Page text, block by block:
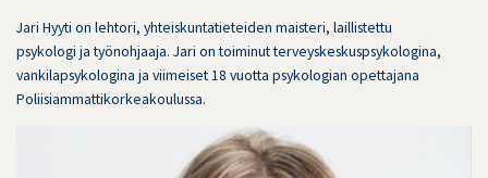
Jari Hyyti on lehtori, yhteiskuntatieteiden maisteri, laillistettu
psykologi ja työnohjaaja. Jari on toiminut terveyskeskuspsykologina,
vankilapsykologina ja viimeiset 18 vuotta psykologian opettajana
Poliisiammattikorkeakoulussa.